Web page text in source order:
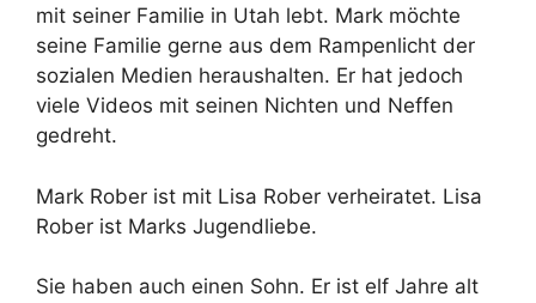
mit seiner Familie in Utah lebt. Mark möchte
seine Familie gerne aus dem Rampenlicht der
sozialen Medien heraushalten. Er hat jedoch
viele Videos mit seinen Nichten und Neffen
gedreht.
Mark Rober ist mit Lisa Rober verheiratet. Lisa
Rober ist Marks Jugendliebe.
Sie haben auch einen Sohn. Er ist elf Jahre alt